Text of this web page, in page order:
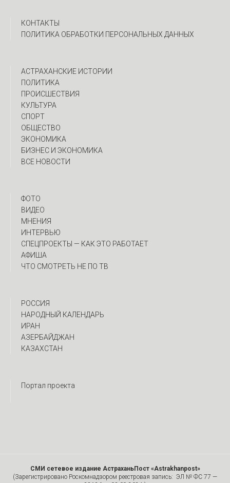
КОНТАКТЫ
ПОЛИТИКА ОБРАБОТКИ ПЕРСОНАЛЬНЫХ ДАННЫХ
АСТРАХАНСКИЕ ИСТОРИИ
ПОЛИТИКА
ПРОИСШЕСТВИЯ
КУЛЬТУРА
СПОРТ
ОБЩЕСТВО
ЭКОНОМИКА
БИЗНЕС И ЭКОНОМИКА
ВСЕ НОВОСТИ
ФОТО
ВИДЕО
МНЕНИЯ
ИНТЕРВЬЮ
CПЕЦПРОЕКТЫ — КАК ЭТО РАБОТАЕТ
АФИША
ЧТО СМОТРЕТЬ НЕ ПО ТВ
РОССИЯ
НАРОДНЫЙ КАЛЕНДАРЬ
ИРАН
АЗЕРБАЙДЖАН
КАЗАХСТАН
Портал проекта
СМИ сетевое издание АстраханьПост «Astrakhanpost»
(Зарегистрировано Роскомнадзором реестровая запись: ЭЛ № ФС 77 —